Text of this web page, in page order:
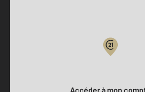
Accéder à mon